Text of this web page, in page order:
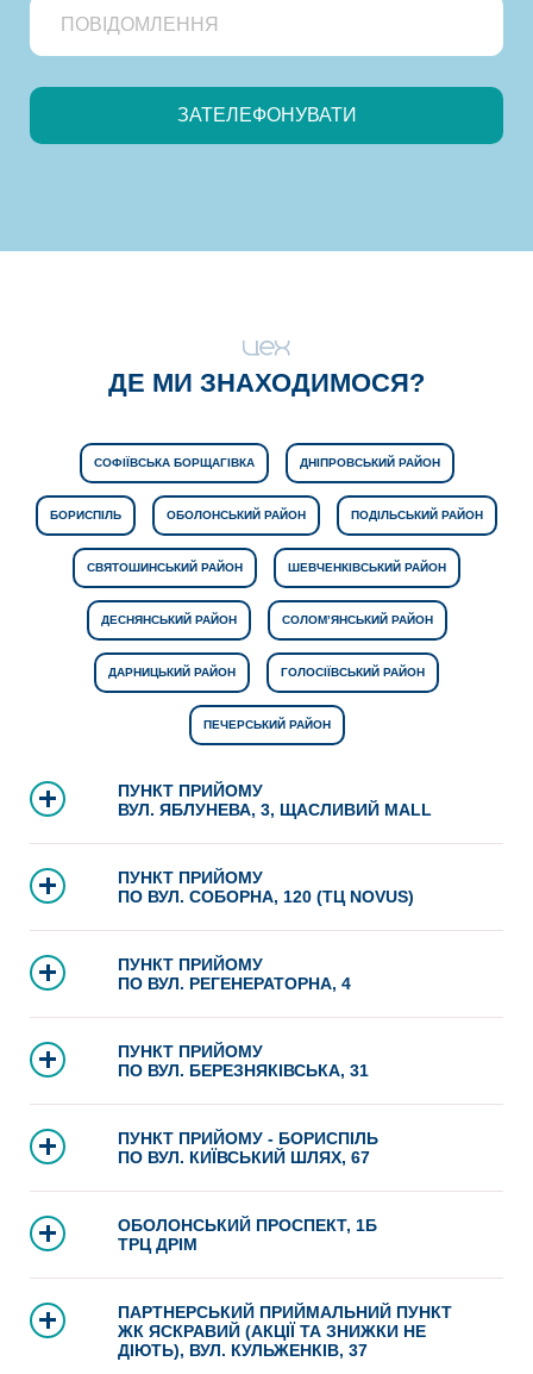
ДЕ МИ ЗНАХОДИМОСЯ?
СОФІЇВСЬКА БОРЩАГІВКА ДНІПРОВСЬКИЙ РАЙОН
БОРИСПІЛЬ ОБОЛОНСЬКИЙ РАЙОН ПОДІЛЬСЬКИЙ РАЙОН
СВЯТОШИНСЬКИЙ РАЙОН ШЕВЧЕНКІВСЬКИЙ РАЙОН
ДЕСНЯНСЬКИЙ РАЙОН СОЛОМ’ЯНСЬКИЙ РАЙОН
ДАРНИЦЬКИЙ РАЙОН ГОЛОСІЇВСЬКИЙ РАЙОН
ПЕЧЕРСЬКИЙ РАЙОН
ПУНКТ ПРИЙОМУ
ВУЛ. ЯБЛУНЕВА, 3, ЩАСЛИВИЙ MALL
ПУНКТ ПРИЙОМУ
ПО ВУЛ. СОБОРНА, 120 (ТЦ NOVUS)
ПУНКТ ПРИЙОМУ
ПО ВУЛ. РЕГЕНЕРАТОРНА, 4
ПУНКТ ПРИЙОМУ
ПО ВУЛ. БЕРЕЗНЯКІВСЬКА, 31
ПУНКТ ПРИЙОМУ - БОРИСПІЛЬ
ПО ВУЛ. КИЇВСЬКИЙ ШЛЯХ, 67
ОБОЛОНСЬКИЙ ПРОСПЕКТ, 1Б
ТРЦ ДРІМ
ПАРТНЕРСЬКИЙ ПРИЙМАЛЬНИЙ ПУНКТ
ЖК ЯСКРАВИЙ (АКЦІЇ ТА ЗНИЖКИ НЕ
ДІЮТЬ), ВУЛ. КУЛЬЖЕНКІВ, 37